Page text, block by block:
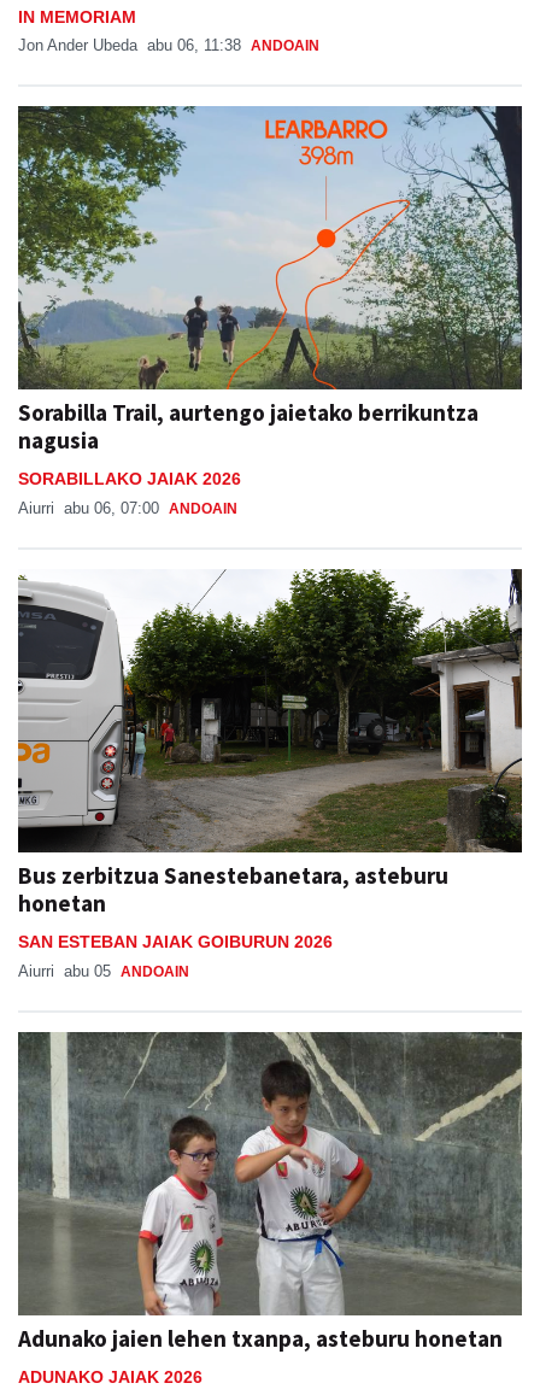
IN MEMORIAM
Jon Ander Ubeda abu 06, 11:38 ANDOAIN
Sorabilla Trail, aurtengo jaietako berrikuntza
nagusia
SORABILLAKO JAIAK 2026
Aiurri abu 06, 07:00 ANDOAIN
Bus zerbitzua Sanestebanetara, asteburu
honetan
SAN ESTEBAN JAIAK GOIBURUN 2026
Aiurri abu 05 ANDOAIN
Adunako jaien lehen txanpa, asteburu honetan
ADUNAKO JAIAK 2026